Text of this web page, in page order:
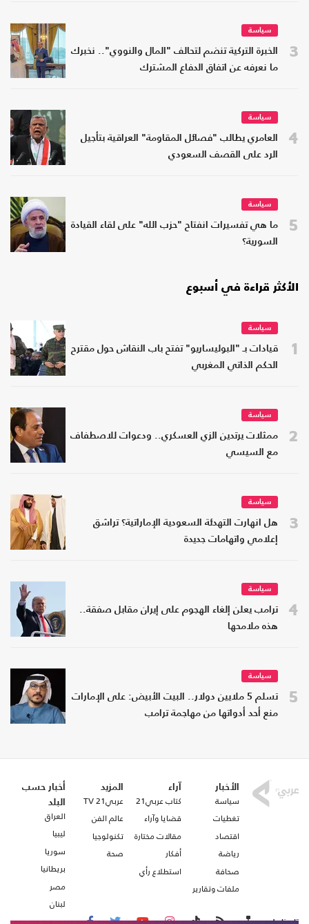
3
سياسة
الخبرة التركية تنضم لتحالف "المال والنووي".. نخبرك
ما نعرفه عن اتفاق الدفاع المشترك
4
سياسة
العامري يطالب "فصائل المقاومة" العراقية بتأجيل
الرد على القصف السعودي
5
سياسة
ما هي تفسيرات انفتاح "حزب الله" على لقاء القيادة
السورية؟
الأكثر قراءة في أسبوع
1
سياسة
قيادات بـ "البوليساريو" تفتح باب النقاش حول مقترح
الحكم الذاتي المغربي
2
سياسة
ممثلات يرتدين الزي العسكري.. ودعوات للاصطفاف
مع السيسي
3
سياسة
هل انهارت التهدئة السعودية الإماراتية؟ تراشق
إعلامي واتهامات جديدة
4
سياسة
ترامب يعلن إلغاء الهجوم على إيران مقابل صفقة..
هذه ملامحها
5
سياسة
تسلم 5 ملايين دولار.. البيت الأبيض: على الإمارات
منع أحد أدواتها من مهاجمة ترامب
الأخبار
سياسة
تغطيات
اقتصاد
رياضة
صحافة
ملفات وتقارير
آراء
كتاب عربي21
قضايا وآراء
مقالات مختارة
أفكار
استطلاع رأي
المزيد
عربي21 TV
عالم الفن
تكنولوجيا
صحة
أخبار حسب
البلد
العراق
ليبيا
سوريا
بريطانيا
مصر
لبنان